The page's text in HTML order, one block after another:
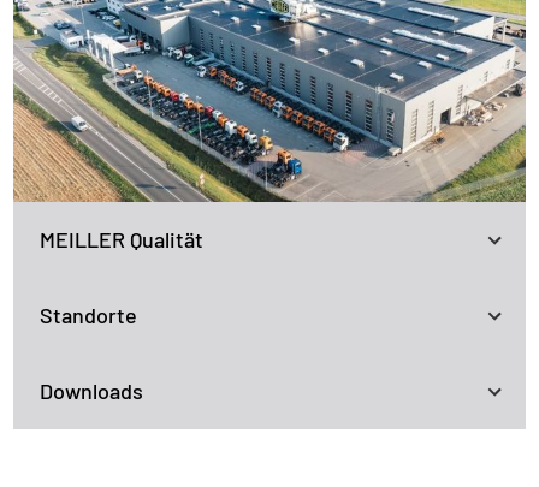
MEILLER Qualität
Standorte
Downloads